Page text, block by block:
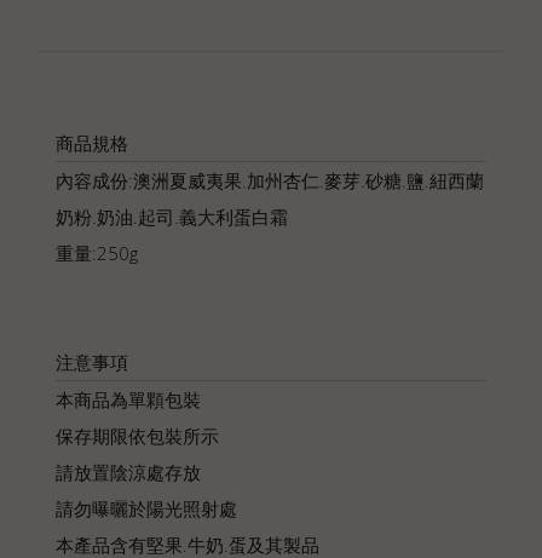
商品規格
內容成份:澳洲夏威夷果.加州杏仁.麥芽.砂糖.鹽.紐西蘭
奶粉.奶油.起司.義大利蛋白霜
重量:250g
注意事項
本商品為單顆包裝
保存期限依包裝所示
請放置陰涼處存放
請勿曝曬於陽光照射處
本產品含有堅果.牛奶.蛋及其製品